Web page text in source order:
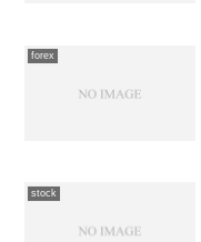
forex
stock